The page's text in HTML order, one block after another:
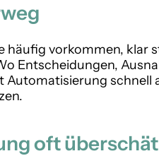
häufig vorkommen, klar
Entscheidungen,
schnell
oft